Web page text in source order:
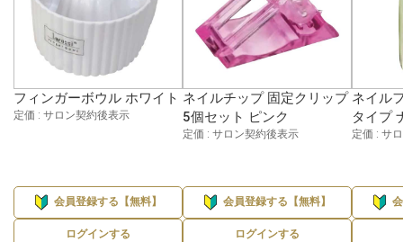
フィンガーボウル ホワイト
定価 : サロン契約後表示
会員登録する【無料】
ログインする
ネイルチップ 固定クリップ
5個セット ピンク
定価 : サロン契約後表示
会員登録する【無料】
ログインする
ネイル
タイプ
定価 : サ